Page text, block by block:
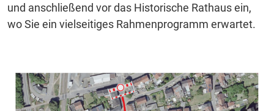
und anschließend vor das Historische Rathaus ein,
wo Sie ein vielseitiges Rahmenprogramm erwartet.